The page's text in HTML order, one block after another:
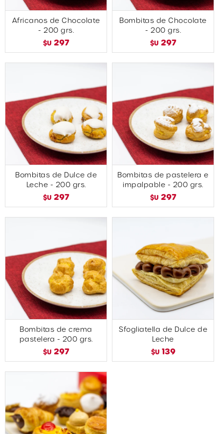
Africanos de Chocolate
- 200 grs.
$U 297
Bombitas de Chocolate
- 200 grs.
$U 297
Bombitas de Dulce de
Leche - 200 grs.
$U 297
Bombitas de pastelera e
impalpable - 200 grs.
$U 297
Bombitas de crema
pastelera - 200 grs.
$U 297
Sfogliatella de Dulce de
Leche
$U 139